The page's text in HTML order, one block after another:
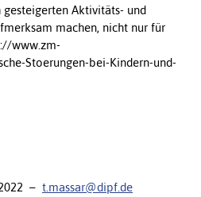
Aktivitäts- und
machen, nicht nur für
www.zm-
Stoerungen-bei-Kindern-und-
– t.massar@dipf.de